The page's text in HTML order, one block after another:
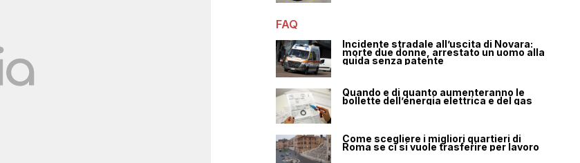
FAQ
Incidente stradale all’uscita di Novara:
morte due donne, arrestato un uomo alla
guida senza patente
Quando e di quanto aumenteranno le
bollette dell’energia elettrica e del gas
Come scegliere i migliori quartieri di
Roma se ci si vuole trasferire per lavoro